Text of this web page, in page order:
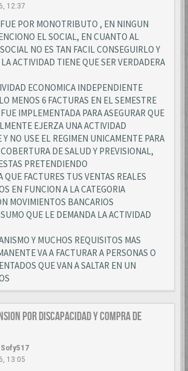
12:37
POR MONOTRIBUTO , EN NINGUN
EL SOCIAL, EN CUANTO AL
NO ES TAN FACIL CONSEGUIRLO Y
ACTIVIDAD TIENE QUE SER VERDADERA
ECONOMICA INDEPENDIENTE
MENOS 6 FACTURAS EN EL SEMESTRE
IMPLEMENTADA PARA ASEGURAR QUE
EJERZA UNA ACTIVIDAD
NO USE EL REGIMEN UNICAMENTE PARA
DE SALUD Y PREVISIONAL,
PRETENDIENDO
QUE FACTURES TUS VENTAS REALES
EN FUNCION A LA CATEGORIA
MOVIMIENTOS BANCARIOS
QUE LE DEMANDA LA ACTIVIDAD
Y MUCHOS REQUISITOS MAS
VA A FACTURAR A PERSONAS O
QUE VAN A SALTAR EN UN
POR DISCAPACIDAD Y COMPRA DE
Sofy517
13:05